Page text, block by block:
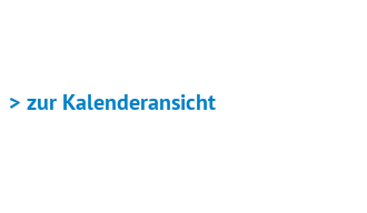
> zur Kalenderansicht